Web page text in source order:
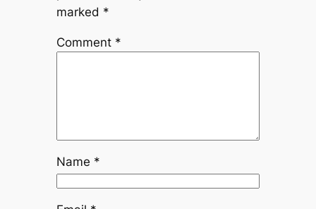
marked *
Comment *
Name *